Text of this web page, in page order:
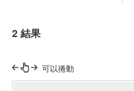
2 結果
可以捲動